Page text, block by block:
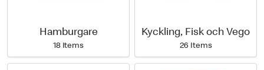
Hamburgare
18 Items
Kyckling, Fisk och Vego
26 Items